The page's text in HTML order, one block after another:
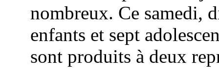
nombreux. Ce samedi,
enfants et sept
sont produits à deux